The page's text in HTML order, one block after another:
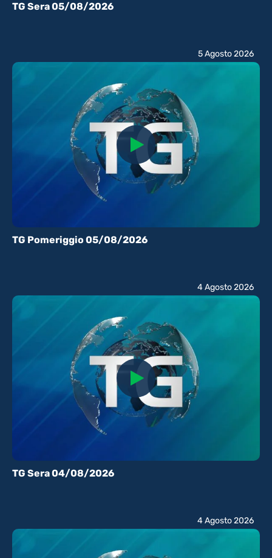
TG Sera 05/08/2026
TG Pomeriggio 05/08/2026
5 Agosto 2026
TG Sera 04/08/2026
4 Agosto 2026
4 Agosto 2026